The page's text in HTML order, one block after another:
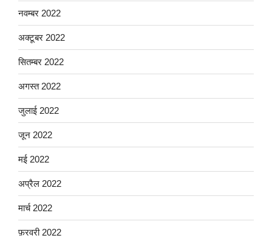
नवम्बर 2022
अक्टूबर 2022
सितम्बर 2022
अगस्त 2022
जुलाई 2022
जून 2022
मई 2022
अप्रैल 2022
मार्च 2022
फ़रवरी 2022